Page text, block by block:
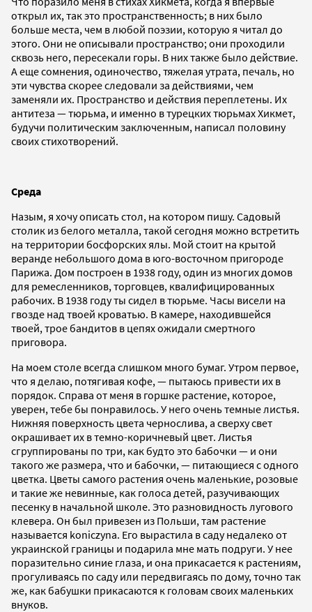
открыл их, так это пространственность; в них было
больше места, чем в любой поэзии, которую я читал до
этого. Они не описывали пространство; они проходили
сквозь него, пересекали горы. В них также было действие.
А еще сомнения, одиночество, тяжелая утрата, печаль, но
эти чувства скорее следовали за действиями, чем
заменяли их. Пространство и действия переплетены. Их
антитеза — тюрьма, и именно в турецких тюрьмах Хикмет,
будучи политическим заключенным, написал половину
своих стихотворений.
Среда
Назым, я хочу описать стол, на котором пишу. Садовый
столик из белого металла, такой сегодня можно встретить
на территории босфорских ялы. Мой стоит на крытой
веранде небольшого дома в юго-восточном пригороде
Парижа. Дом построен в 1938 году, один из многих домов
для ремесленников, торговцев, квалифицированных
рабочих. В 1938 году ты сидел в тюрьме. Часы висели на
гвозде над твоей кроватью. В камере, находившейся
твоей, трое бандитов в цепях ожидали смертного
приговора.
На моем столе всегда слишком много бумаг. Утром первое,
что я делаю, потягивая кофе, — пытаюсь привести их в
порядок. Справа от меня в горшке растение, которое,
уверен, тебе бы понравилось. У него очень темные листья.
Нижняя поверхность цвета чернослива, а сверху свет
окрашивает их в темно-коричневый цвет. Листья
сгруппированы по три, как будто это бабочки — и они
такого же размера, что и бабочки, — питающиеся с одного
цветка. Цветы самого растения очень маленькие, розовые
и такие же невинные, как голоса детей, разучивающих
песенку в начальной школе. Это разновидность лугового
клевера. Он был привезен из Польши, там растение
называется koniczyna. Его вырастила в саду недалеко от
украинской границы и подарила мне мать подруги. У нее
поразительно синие глаза, и она прикасается к растениям,
прогуливаясь по саду или передвигаясь по дому, точно так
же, как бабушки прикасаются к головам своих маленьких
внуков.